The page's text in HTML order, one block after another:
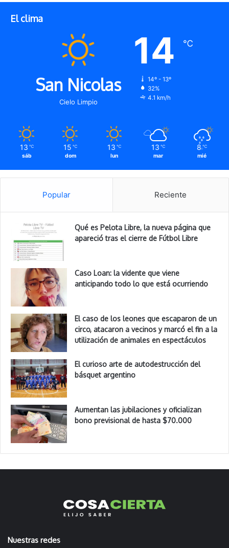
El clima
San Nicolas
Cielo Limpio
14 ℃
14º - 13º
32%
4.1 km/h
13 ℃
sáb
15 ℃
dom
13 ℃
lun
13 ℃
mar
8 ℃
mié
Popular Reciente
Qué es Pelota Libre, la nueva página que
apareció tras el cierre de Fútbol Libre
Caso Loan: la vidente que viene
anticipando todo lo que está ocurriendo
El caso de los leones que escaparon de un
circo, atacaron a vecinos y marcó el fin a la
utilización de animales en espectáculos
El curioso arte de autodestrucción del
básquet argentino
Aumentan las jubilaciones y oficializan
bono previsional de hasta $70.000
Nuestras redes